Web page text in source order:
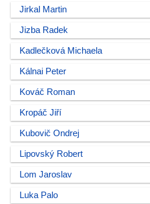
Jirkal Martin
Jizba Radek
Kadlečková Michaela
Kálnai Peter
Kováč Roman
Kropáč Jiří
Kubovič Ondrej
Lipovský Robert
Lom Jaroslav
Luka Palo